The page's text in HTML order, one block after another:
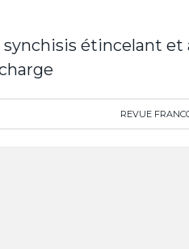
étincelant et
REVUE